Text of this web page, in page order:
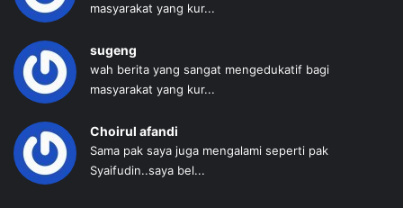
masyarakat yang kur...
sugeng
wah berita yang sangat mengedukatif bagi
masyarakat yang kur...
Choirul afandi
Sama pak saya juga mengalami seperti pak
Syaifudin..saya bel...